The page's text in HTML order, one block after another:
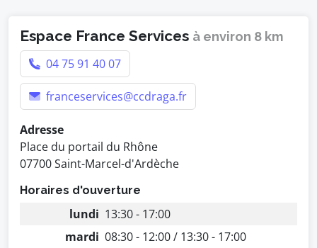
Espace France Services à environ 8 km
04 75 91 40 07
franceservices@ccdraga.fr
Adresse
Place du portail du Rhône
07700 Saint-Marcel-d'Ardèche
Horaires d'ouverture
lundi 13:30 - 17:00
mardi 08:30 - 12:00 / 13:30 - 17:00